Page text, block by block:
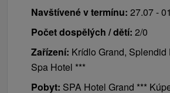
Navštívené v termínu: 27.07 -
Počet dospělých / dětí: 2/0
Zařízení: Krídlo Grand,
Spa Hotel ***
Pobyt: SPA Hotel Grand ***